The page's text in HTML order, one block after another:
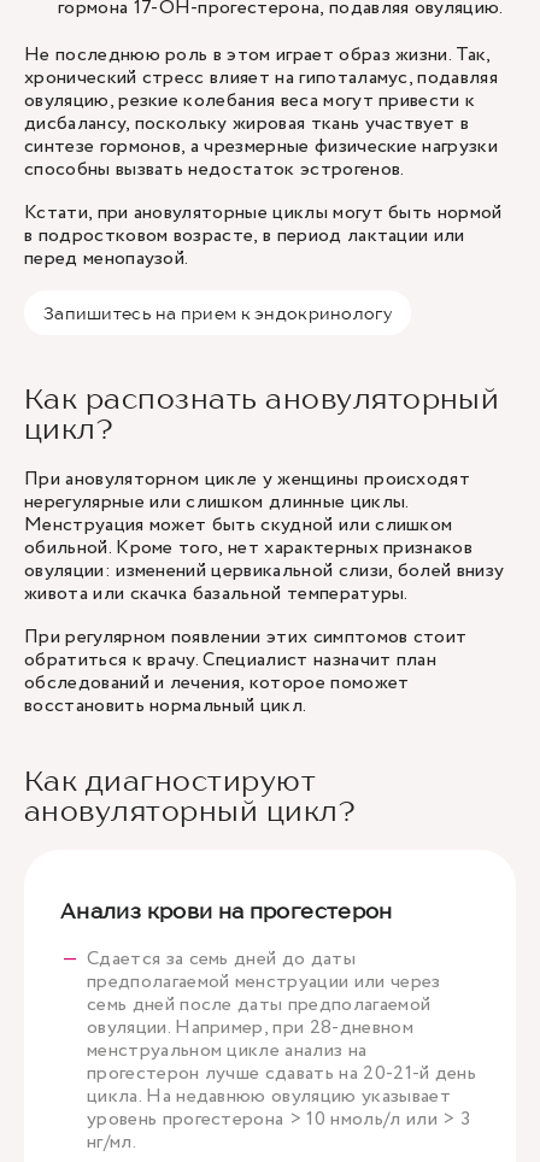
гормона 17-OH-прогестерона, подавляя овуляцию.
Не последнюю роль в этом играет образ жизни. Так,
хронический стресс влияет на гипоталамус, подавляя
овуляцию, резкие колебания веса могут привести к
дисбалансу, поскольку жировая ткань участвует в
синтезе гормонов, а чрезмерные физические нагрузки
способны вызвать недостаток эстрогенов.
Кстати, при ановуляторные циклы могут быть нормой
в подростковом возрасте, в период лактации или
перед менопаузой.
Запишитесь на прием к эндокринологу
Как распознать ановуляторный
цикл?
При ановуляторном цикле у женщины происходят
нерегулярные или слишком длинные циклы.
Менструация может быть скудной или слишком
обильной. Кроме того, нет характерных признаков
овуляции: изменений цервикальной слизи, болей внизу
живота или скачка базальной температуры.
При регулярном появлении этих симптомов стоит
обратиться к врачу. Специалист назначит план
обследований и лечения, которое поможет
восстановить нормальный цикл.
Как диагностируют
ановуляторный цикл?
Анализ крови на прогестерон
Сдается за семь дней до даты
предполагаемой менструации или через
семь дней после даты предполагаемой
овуляции. Например, при 28-дневном
менструальном цикле анализ на
прогестерон лучше сдавать на 20-21-й день
цикла. На недавнюю овуляцию указывает
уровень прогестерона > 10 нмоль/л или > 3
нг/мл.